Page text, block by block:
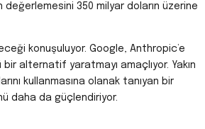
350 milyar doların üzerine
konuşuluyor. Google, Anthropic’e
alternatif yaratmayı amaçlıyor. Yakın
kullanmasına olanak tanıyan bir
daha da güçlendiriyor.